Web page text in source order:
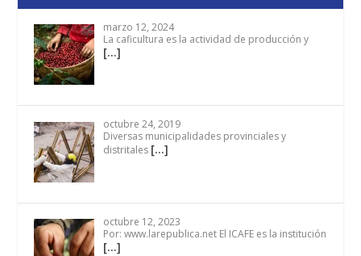
marzo 12, 2024
La caficultura es la actividad de producción y
[…]
octubre 24, 2019
Diversas municipalidades provinciales y
distritales […]
octubre 12, 2023
Por: www.larepublica.net El ICAFE es la institución
[…]